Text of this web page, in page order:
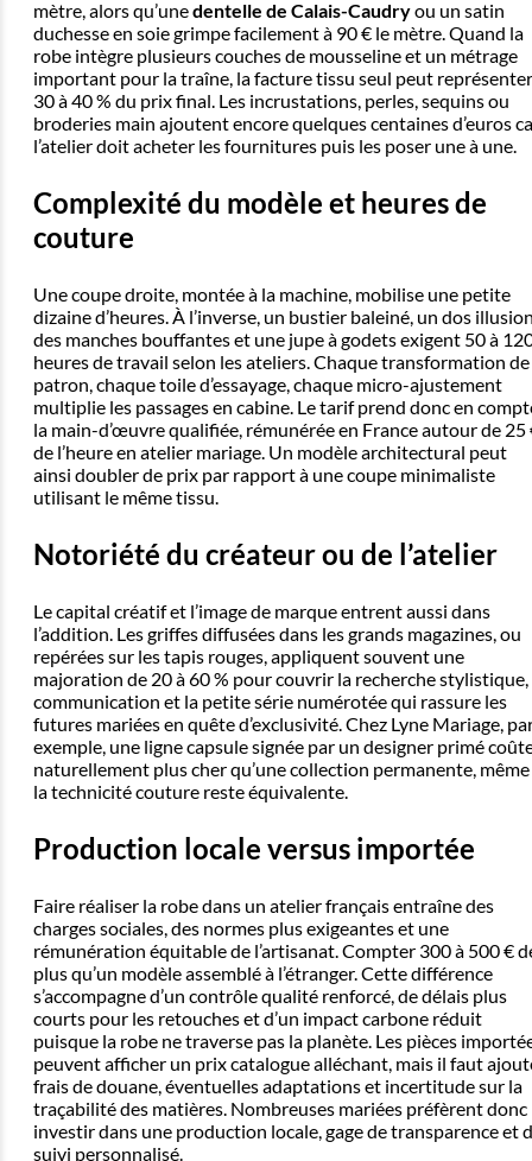
mètre, alors qu’unedentelle de Calais-Caudryou un satin
duchesse en soie grimpe facilement à 90 € le mètre. Quand la
robe intègre plusieurs couches de mousseline et un métrage
important pour la traîne, la facture tissu seul peut représenter
30 à 40 % du prix final. Les incrustations, perles, sequins ou
broderies main ajoutent encore quelques centaines d’euros
l’atelier doit acheter les fournitures puis les poser une à une.
Complexité du modèle et heures de
couture
Une coupe droite, montée à la machine, mobilise une petite
dizaine d’heures. À l’inverse, un bustier baleiné, un dos
des manches bouffantes et une jupe à godets exigent 50 à
heures de travail selon les ateliers. Chaque transformation de
patron, chaque toile d’essayage, chaque micro-ajustement
multiplie les passages en cabine. Le tarif prend donc en
la main-d’œuvre qualifiée, rémunérée en France autour de 25
de l’heure en atelier mariage. Un modèle architectural peut
ainsi doubler de prix par rapport à une coupe minimaliste
utilisant le même tissu.
Notoriété du créateur ou de l’atelier
Le capital créatif et l’image de marque entrent aussi dans
l’addition. Les griffes diffusées dans les grands magazines, ou
repérées sur les tapis rouges, appliquent souvent une
majoration de 20 à 60 % pour couvrir la recherche stylistique,
communication et la petite série numérotée qui rassure les
futures mariées en quête d’exclusivité. Chez Lyne Mariage,
exemple, une ligne capsule signée par un designer primé
naturellement plus cher qu’une collection permanente,
la technicité couture reste équivalente.
Production locale versus importée
Faire réaliser la robe dans un atelier français entraîne des
charges sociales, des normes plus exigeantes et une
rémunération équitable de l’artisanat. Compter 300 à 500 €
plus qu’un modèle assemblé à l’étranger. Cette différence
s’accompagne d’un contrôle qualité renforcé, de délais plus
courts pour les retouches et d’un impact carbone réduit
puisque la robe ne traverse pas la planète. Les pièces
peuvent afficher un prix catalogue alléchant, mais il faut
frais de douane, éventuelles adaptations et incertitude sur la
traçabilité des matières. Nombreuses mariées préfèrent donc
investir dans une production locale, gage de transparence et
suivi personnalisé.